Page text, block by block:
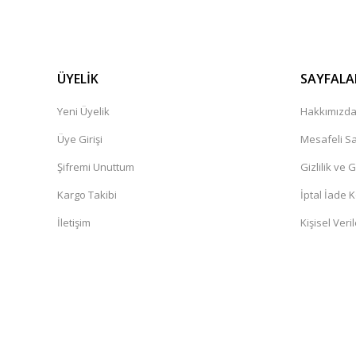
ÜYELİK
Yeni Üyelik
Üye Girişi
Şifremi Unuttum
Kargo Takibi
İletişim
Hakkımızda
Mesafeli
Gizlilik ve
İptal İade
Kişisel